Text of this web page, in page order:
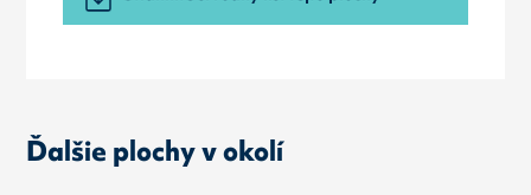
Ďalšie plochy v okolí